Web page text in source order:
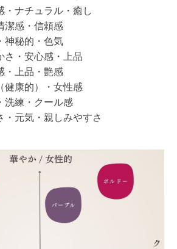
・ナチュラル・癒し
潔感・信頼感
神秘的・色気
さ・安心感・上品
・上品・艶感
健康的）・女性感
洗練・クール感
・元気・親しみやすさ